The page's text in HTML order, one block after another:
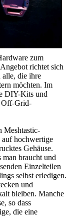
zum
richtet sich
alle, die ihre
möchten. Im
DIY-Kits und
Off-Grid-
Meshtastic-
hochwertige
Gehäuse.
braucht und
Einzelteilen
selbst erledigen.
und
bleiben. Manche
so dass
die eine